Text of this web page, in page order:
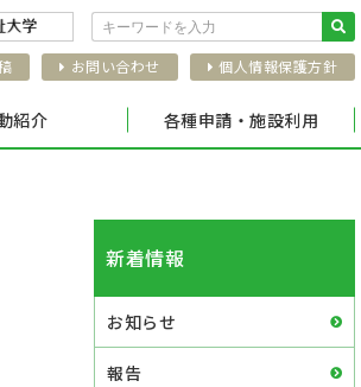
お問い合わせ 個人情報保護方針
紹介 各種申請・施設利用
新着情報
お知らせ
報告